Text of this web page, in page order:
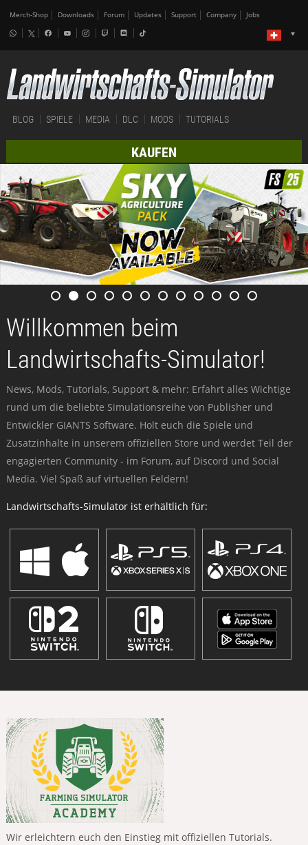
Merch-Shop Downloads Forum Updates Support Company Jobs
BLOG SPIELE MEDIA DLC MODS TUTORIALS
KAUFEN
Willkommen beim
Landwirtschafts-Simulator!
News, Mods, Tutorials, Support & mehr: Erfahrt alles Wichtige
rund um die beliebte Simulationsreihe von Publisher und
Entwickler GIANTS Software. Holt euch die Spiele und
Zusatzinhalte in unserem offiziellen Store und werdet Teil der
engagierten Community - im Forum, auf Discord und Social
Media. Viel Spaß auf virtuellen Feldern!
Landwirtschafts-Simulator ist erhältlich für:
Wir erleichtern euch den Einstieg mit offiziellen Tutorials.